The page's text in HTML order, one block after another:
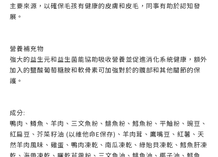
主要來源，以確保毛孩有健康的皮膚和皮毛，同事有助於認知發
展。
營養補充物
強大的益生元和益生菌能協助吸收營養並促進消化系統健康，額外
加入的鹽酸葡萄糖胺和軟骨素可加強對於的髖部和其他關節的保
護。
成分:
鴨肉、鱒魚、羊肉、三文魚粉、鯡魚粉、鱈魚粉、平鮋粉、豌豆、
紅扁豆、芥菜籽油 (以維他命E保存)、羊肉茸、鷹嘴豆、紅薯、天
然羊肉風味、雞蛋、鴨肉凍乾、南瓜凍乾、綠貽貝凍乾、鱈魚肝凍